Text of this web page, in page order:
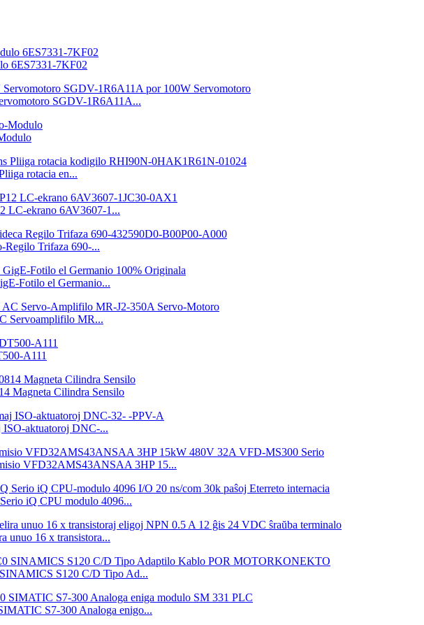
6ES7331-7KF02
SGDV-1R6A11A...
rotacia en...
LC-ekrano 6AV3607-1...
Trifaza 690-...
Fotilo el Germanio...
Servoamplifilo MR...
A111
Magneta Cilindra Sensilo
ISO-aktuatoroj DNC-...
VFD32AMS43ANSAA 3HP 15...
iQ CPU modulo 4096...
unuo 16 x transistora...
S120 C/D Tipo Ad...
S7-300 Analoga enigo...